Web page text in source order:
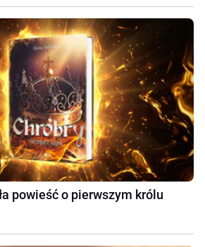
powieść o pierwszym królu